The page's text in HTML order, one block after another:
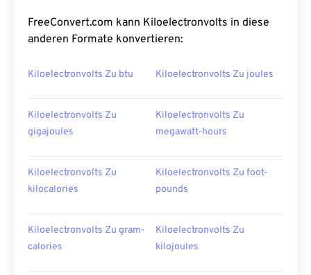
FreeConvert.com kann Kiloelectronvolts in diese
anderen Formate konvertieren:
Kiloelectronvolts Zu btu Kiloelectronvolts Zu joules
Kiloelectronvolts Zu
gigajoules
Kiloelectronvolts Zu
megawatt-hours
Kiloelectronvolts Zu
kilocalories
Kiloelectronvolts Zu foot-
pounds
Kiloelectronvolts Zu gram-
calories
Kiloelectronvolts Zu
kilojoules